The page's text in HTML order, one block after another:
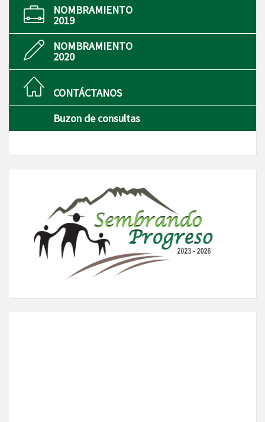
NOMBRAMIENTO
2019
NOMBRAMIENTO
2020
CONTÁCTANOS
Buzon de consultas